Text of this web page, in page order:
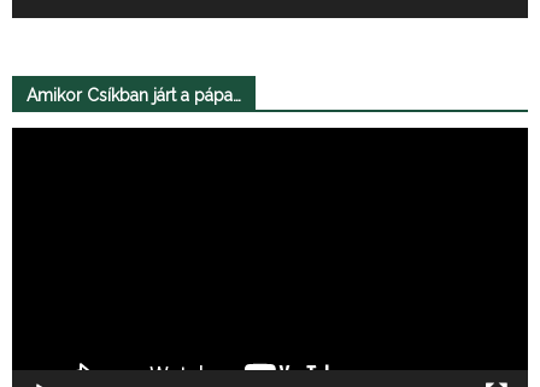
Amikor Csíkban járt a pápa…